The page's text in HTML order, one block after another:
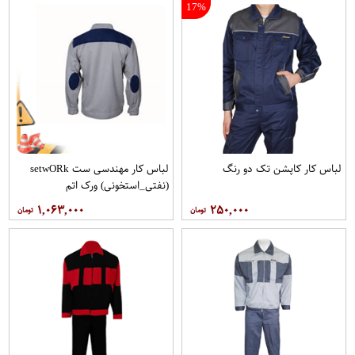
17%
لباس کار کاپشن تک دو رنگ
۲۵۰,۰۰۰
لباس کار مهندسی ست setwO​Rk
(نفتی_استخونی) ورک اتم
۱,۰۶۳,۰۰۰